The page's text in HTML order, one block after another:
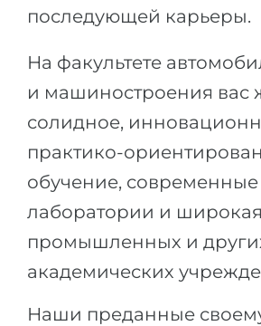
последующей карьеры.
На факультете
и машиностроения вас
солидное,
практико-
обучение, современные
лаборатории и широкая
промышленных и
академических
Наши преданные